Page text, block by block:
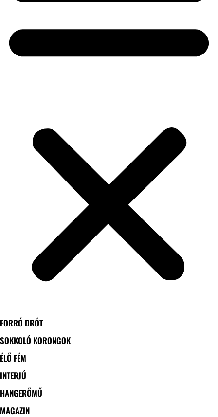
FORRÓ DRÓT
SOKKOLÓ KORONGOK
ÉLŐ FÉM
INTERJÚ
HANGERŐMŰ
MAGAZIN